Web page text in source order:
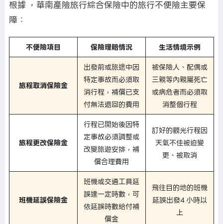
根據 ，華南產險旅行綜合保險中的旅行不便險主要保
障：
不便險項目 保險理賠情況 生活情境示例
旅程取消保險金
出發前或旅途中因
特定事故而必須取
消行程，補償已支
付無法退回的費用
被保險人、配偶或
三親等內親屬死亡
或病危者而必須取
消整個行程
旅程更改保險金
行程已開始後因特
定事故必須調整或
改變旅遊安排，補
償合理費用
訂好的觀光行程因
天氣不佳被迫變
更、被取消
班機延誤保險金
班機或交通工具延
誤達一定時數，可
依延誤時數給付補
償金
飛往目的地的班機
延誤出發4 小時以
上